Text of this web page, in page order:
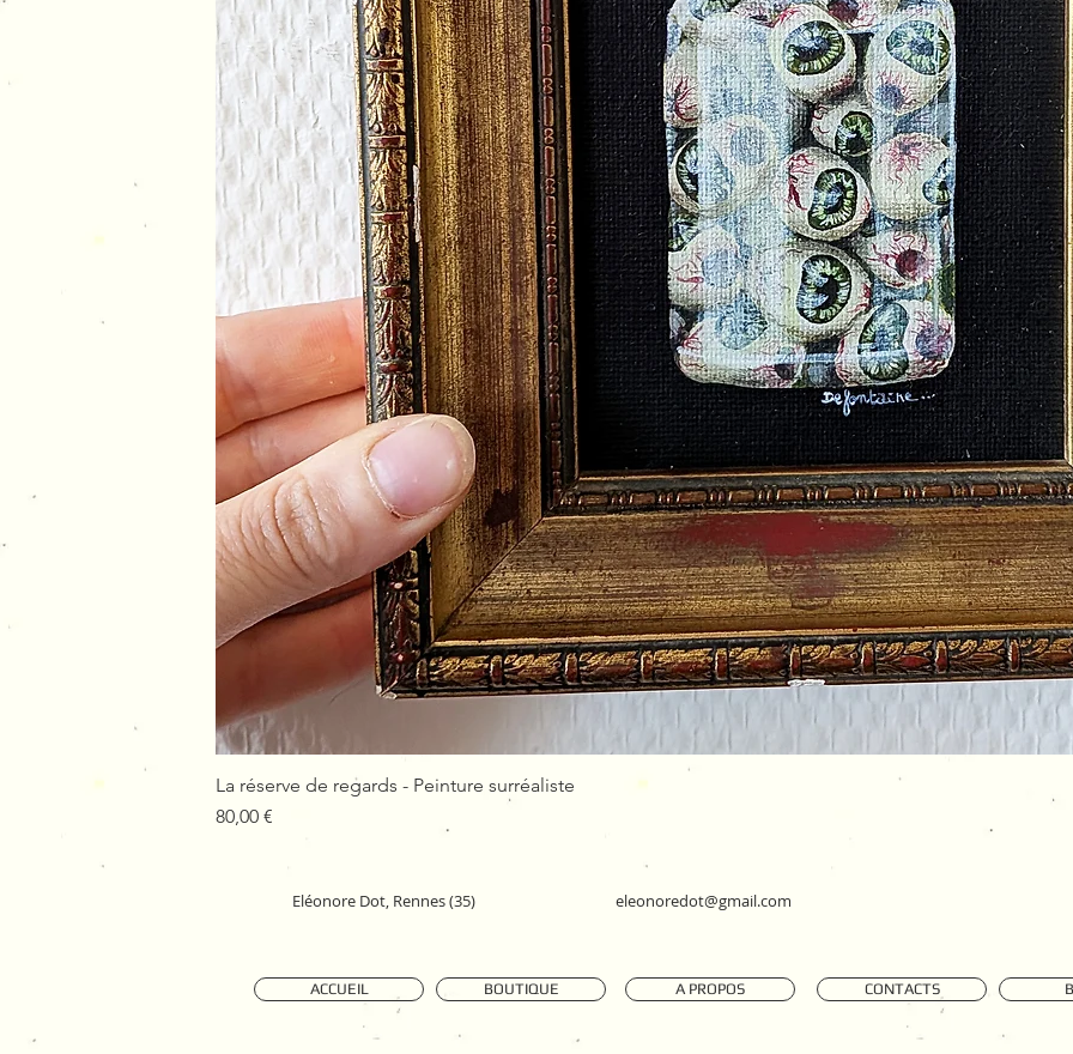
La réserve de regards - Peinture surréaliste
Prix
80,00 €
Eléonore Dot, Rennes (35) eleonoredot@gmail.com
ACCUEIL BOUTIQUE A PROPOS CONTACTS